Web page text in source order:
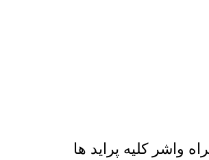
واشر کلیه پراید ها